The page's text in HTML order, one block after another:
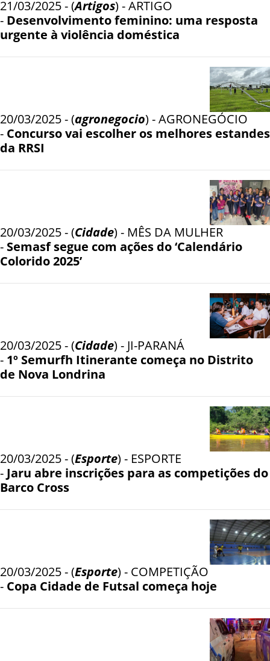
21/03/2025 - (Artigos) - ARTIGO
- Desenvolvimento feminino: uma resposta
urgente à violência doméstica
20/03/2025 - (agronegocio) - AGRONEGÓCIO
- Concurso vai escolher os melhores estandes
da RRSI
20/03/2025 - (Cidade) - MÊS DA MULHER
- Semasf segue com ações do ‘Calendário
Colorido 2025’
20/03/2025 - (Cidade) - JI-PARANÁ
- 1º Semurfh Itinerante começa no Distrito
de Nova Londrina
20/03/2025 - (Esporte) - ESPORTE
- Jaru abre inscrições para as competições do
Barco Cross
20/03/2025 - (Esporte) - COMPETIÇÃO
- Copa Cidade de Futsal começa hoje